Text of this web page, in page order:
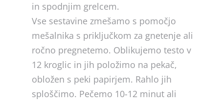
in spodnjim grelcem.
Vse sestavine zmešamo s pomočjo
mešalnika s priključkom za gnetenje ali
ročno pregnetemo. Oblikujemo testo v
12 kroglic in jih položimo na pekač,
obložen s peki papirjem. Rahlo jih
sploščimo. Pečemo 10-12 minut ali